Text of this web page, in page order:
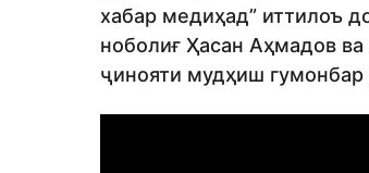
хабар медиҳад” иттилоъ
ноболиғ Ҳасан Аҳмадов
ҷинояти мудҳиш